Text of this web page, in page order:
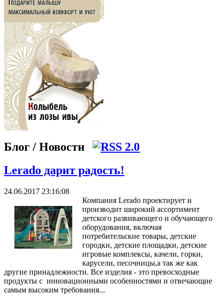
Блог / Новости
Lerado дарит радость!
24.06.2017 23:16:08
Компания Lerado проектирует и
производит широкий ассортимент
детского развивающего и обучающего
оборудования, включая
потребительские товары, детские
городки, детские площадки, детские
игровые комплексы, качели, горки,
карусели, песочницы,а так же как
другие принадлежности. Все изделия - это превосходные
продукты с инновационными особенностями и отвечающие
самым высоким требования...